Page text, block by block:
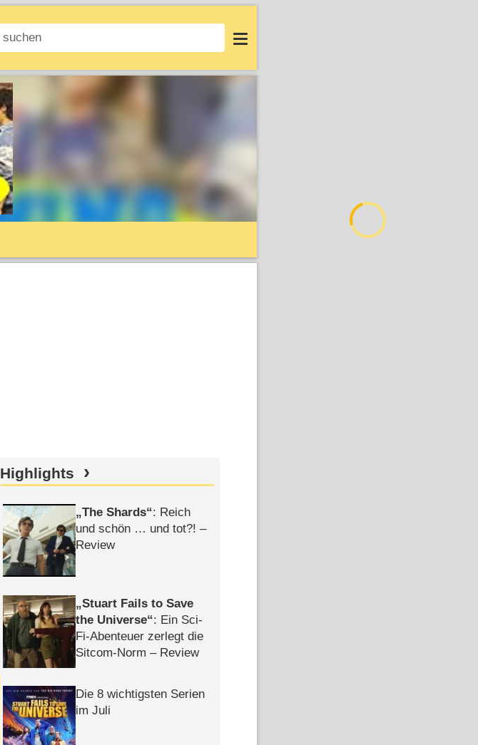
Login
Highlights
The Shards : Reich
und schön … und tot?! –
Review
Stuart Fails to Save
the Universe : Ein Sci-
Fi-Abenteuer zerlegt die
Sitcom-Norm – Review
Die 8 wichtigsten Serien
im Juli